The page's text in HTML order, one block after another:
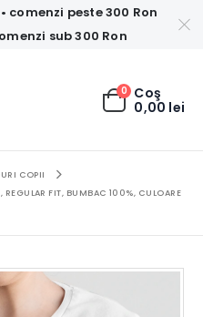
• comenzi peste 300 Ron
sub 300 Ron
0 Coş
0,00 lei
COPII
REGULAR FIT, BUMBAC 100%, CULOARE